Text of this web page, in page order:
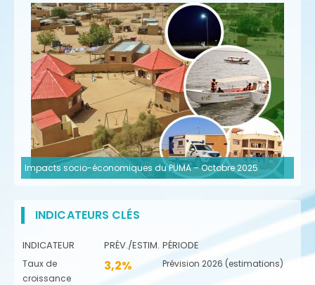
Impacts socio-économiques du PUMA – Octobre 2025
INDICATEURS CLÉS
INDICATEUR PRÉV./ESTIM. PÉRIODE
Taux de
croissance
3,2% Prévision 2026 (estimations)